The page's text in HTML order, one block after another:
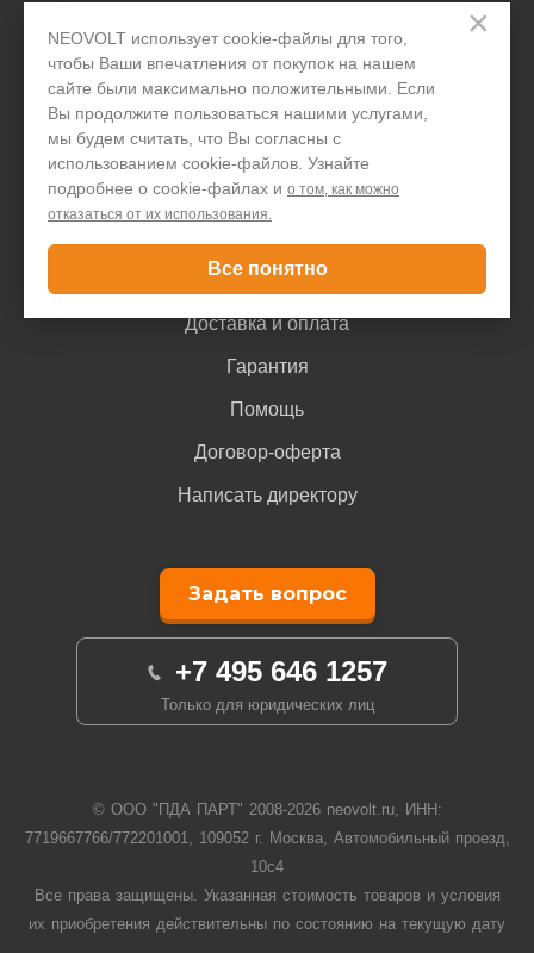
×
NEOVOLT использует cookie-файлы для того,
чтобы Ваши впечатления от покупок на нашем
сайте были максимально положительными. Если
Вы продолжите пользоваться нашими услугами,
мы будем считать, что Вы согласны с
использованием cookie-файлов. Узнайте
подробнее о cookie-файлах и о том, как можно
отказаться от их использования.
Все понятно
Организациям
Акции и скидки
Блог
Контакты
Покупателю
Доставка и оплата
Гарантия
Помощь
Договор-оферта
Написать директору
Задать вопрос
+7 495 646 1257
Только для юридических лиц
© ООО "ПДА ПАРТ" 2008-2026neovolt.ru, ИНН:
7719667766/772201001, 109052 г. Москва, Автомобильный проезд,
10с4
Все права защищены. Указанная стоимость товаров и условия
их приобретения действительны по состоянию на текущую дату